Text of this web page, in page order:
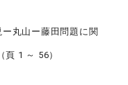
ー丸山ー藤田問題に関
1 ～ 56）